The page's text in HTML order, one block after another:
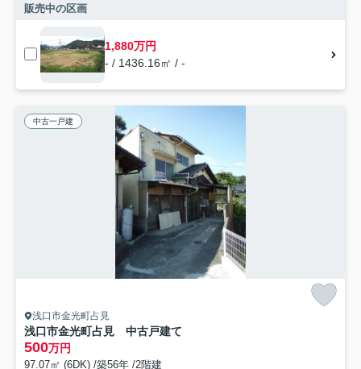
販売中の区画
1,880万円
- / 1436.16㎡ / -
中古一戸建
浅口市金光町占見
浅口市金光町占見 中古戸建て
500万円
97.07㎡ (6DK) /築56年 /2階建